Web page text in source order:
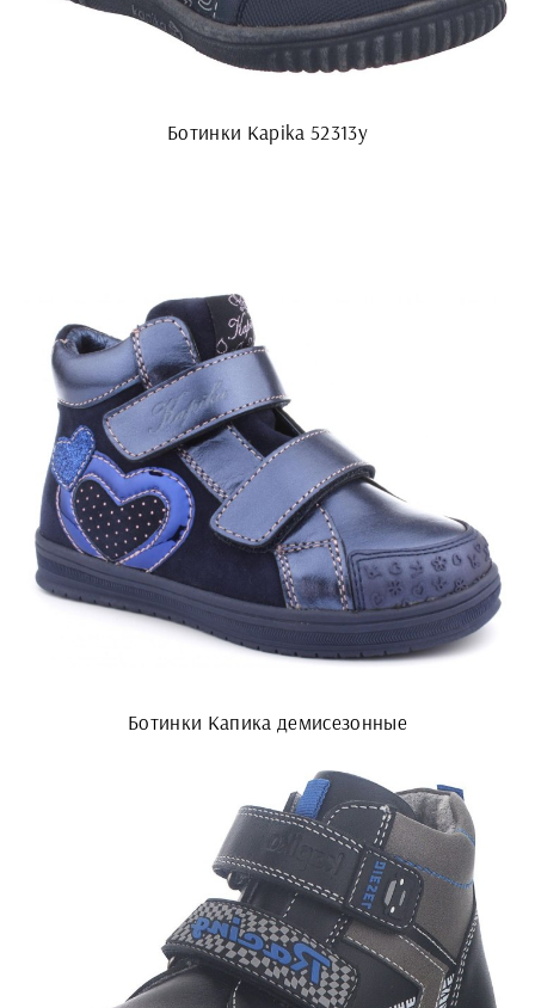
Ботинки Kapika 52313y
Ботинки Капика демисезонные